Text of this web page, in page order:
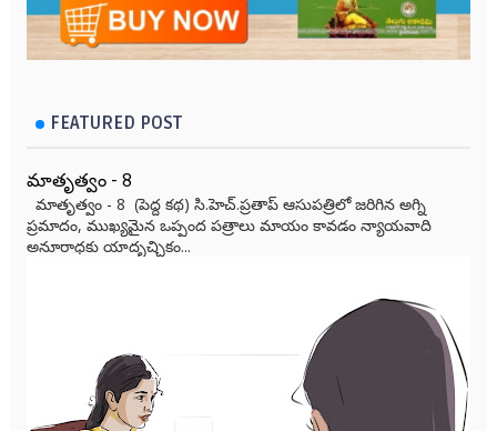
FEATURED POST
మాతృత్వం - 8
మాతృత్వం - 8 (పెద్ద కథ) సి.హెచ్.ప్రతాప్ ఆసుపత్రిలో జరిగిన అగ్ని
ప్రమాదం, ముఖ్యమైన ఒప్పంద పత్రాలు మాయం కావడం న్యాయవాది
అనూరాధకు యాదృచ్ఛికం...